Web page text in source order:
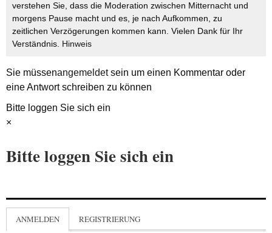
verstehen Sie, dass die Moderation zwischen Mitternacht und
morgens Pause macht und es, je nach Aufkommen, zu
zeitlichen Verzögerungen kommen kann. Vielen Dank für Ihr
Verständnis. Hinweis
Sie müssenangemeldetsein um einen Kommentar oder
eine Antwort schreiben zu können
Bitte loggen Sie sich ein
×
Bitte loggen Sie sich ein
ANMELDEN REGISTRIERUNG